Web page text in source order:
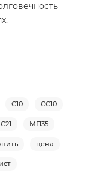
С10 СС10
С21 МП35
цена